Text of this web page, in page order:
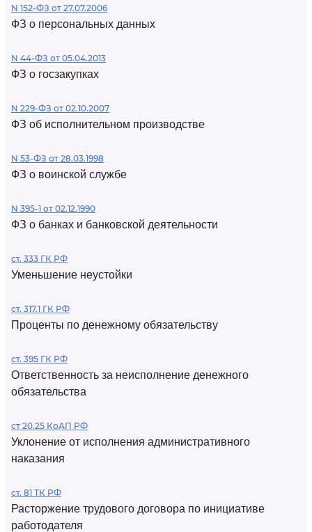
N 152-ФЗ от 27.07.2006
ФЗ о персональных данных
N 44-ФЗ от 05.04.2013
ФЗ о госзакупках
N 229-ФЗ от 02.10.2007
ФЗ об исполнительном производстве
N 53-ФЗ от 28.03.1998
ФЗ о воинской службе
N 395-1 от 02.12.1990
ФЗ о банках и банковской деятельности
ст. 333 ГК РФ
Уменьшение неустойки
ст. 317.1 ГК РФ
Проценты по денежному обязательству
ст. 395 ГК РФ
Ответственность за неисполнение денежного
обязательства
ст 20.25 КоАП РФ
Уклонение от исполнения административного
наказания
ст. 81 ТК РФ
Расторжение трудового договора по инициативе
работодателя